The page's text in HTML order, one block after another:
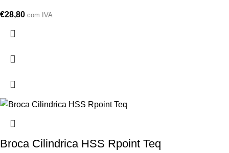
€28,80 com IVA
Broca Cilindrica HSS Rpoint Teq